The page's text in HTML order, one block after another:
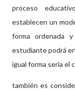
proceso
establecen un
forma ordenada
estudiante podrá
igual forma seria el
también es